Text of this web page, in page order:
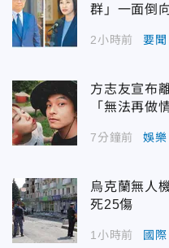
群」一面倒
2小時前 要聞
方志友宣布
「無法再做
7分鐘前 娛樂
烏克蘭無人
死25傷
1小時前 國際